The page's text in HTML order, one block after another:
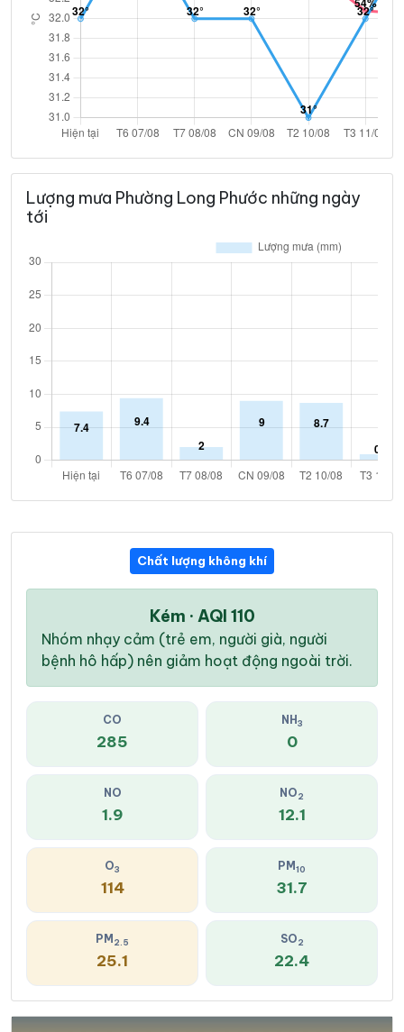
Lượng mưa Phường Long Phước những ngày
tới
Chất lượng không khí
Kém · AQI 110
Nhóm nhạy cảm (trẻ em, người già, người
bệnh hô hấp) nên giảm hoạt động ngoài trời.
CO
285
NH 3
0
NO
1.9
NO2
12.1
O3
114
PM 10
31.7
PM 2.5
25.1
SO2
22.4